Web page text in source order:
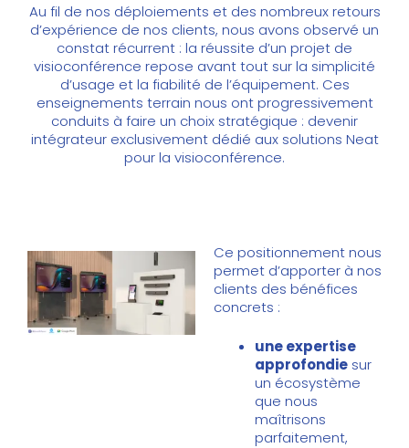
Au fil de nos déploiements et des nombreux retours
d’expérience de nos clients, nous avons observé un
constat récurrent : la réussite d’un projet de
visioconférence repose avant tout sur la simplicité
d’usage et la fiabilité de l’équipement. Ces
enseignements terrain nous ont progressivement
conduits à faire un choix stratégique : devenir
intégrateur exclusivement dédié aux solutions Neat
pour la visioconférence.
Ce positionnement nous
permet d’apporter à nos
clients des bénéfices
concrets :
une expertise
approfondie sur
un écosystème
que nous
maîtrisons
parfaitement,